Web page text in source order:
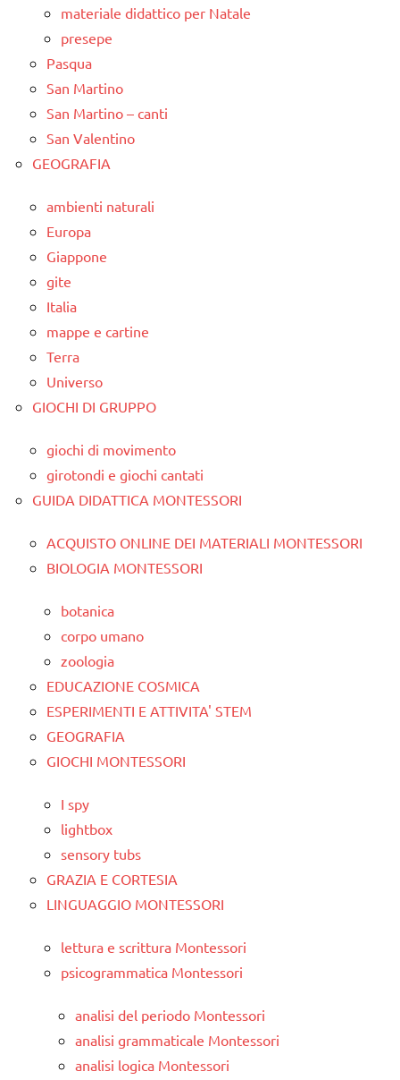
materiale didattico per Natale
presepe
Pasqua
San Martino
San Martino – canti
San Valentino
GEOGRAFIA
ambienti naturali
Europa
Giappone
gite
Italia
mappe e cartine
Terra
Universo
GIOCHI DI GRUPPO
giochi di movimento
girotondi e giochi cantati
GUIDA DIDATTICA MONTESSORI
ACQUISTO ONLINE DEI MATERIALI MONTESSORI
BIOLOGIA MONTESSORI
botanica
corpo umano
zoologia
EDUCAZIONE COSMICA
ESPERIMENTI E ATTIVITA' STEM
GEOGRAFIA
GIOCHI MONTESSORI
I spy
lightbox
sensory tubs
GRAZIA E CORTESIA
LINGUAGGIO MONTESSORI
lettura e scrittura Montessori
psicogrammatica Montessori
analisi del periodo Montessori
analisi grammaticale Montessori
analisi logica Montessori